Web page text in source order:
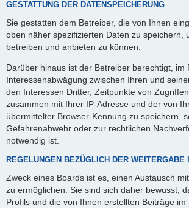
GESTATTUNG DER DATENSPEICHERUNG
Sie gestatten dem Betreiber, die von Ihnen
oben näher spezifizierten Daten zu speichern,
betreiben und anbieten zu können.
Darüber hinaus ist der Betreiber berechtigt, im
Interessenabwägung zwischen Ihren und
den Interessen Dritter, Zeitpunkte von
zusammen mit Ihrer IP-Adresse und der von
übermittelter Browser-Kennung zu speichern,
Gefahrenabwehr oder zur rechtlichen
notwendig ist.
REGELUNGEN BEZÜGLICH DER WEITERGABE
Zweck eines Boards ist es, einen Austausch
zu ermöglichen. Sie sind sich daher bewusst,
Profils und die von Ihnen erstellten Beiträge